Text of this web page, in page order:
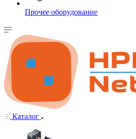
Прочее оборудование
Каталог